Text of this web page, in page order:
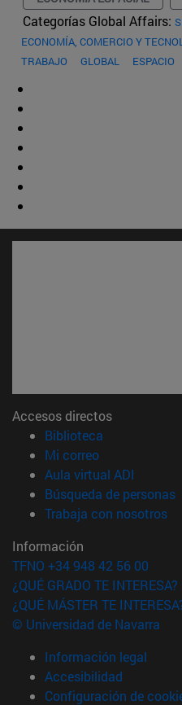
Categorías Global Affairs:
ECONOMÍA, COMERCIO Y
TRABAJO
GLOBAL ESPACIO
Accesos directos
Biblioteca
Mi correo(abre en
Aula virtual ADI
Búsqueda de personas
Trabaja con nosotros
Información
TFNO +34 948 42 56 00
¿QUÉ GRADO TE INTERESA?
¿QUÉ MÁSTER TE
© Universidad de Navarra
Información legal
Accesibilidad
Configuración de